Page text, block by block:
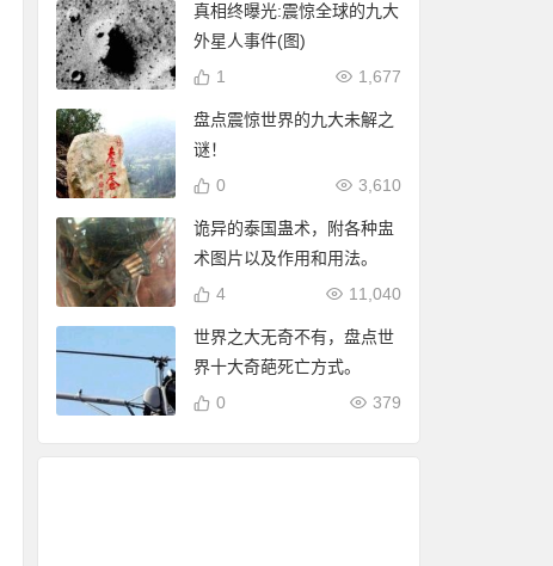
真相终曝光:震惊全球的九大
外星人事件(图)
1,677
1
盘点震惊世界的九大未解之
谜！
3,610
0
诡异的泰国蛊术，附各种盅
术图片以及作用和用法。
11,040
4
世界之大无奇不有，盘点世
界十大奇葩死亡方式。
379
0